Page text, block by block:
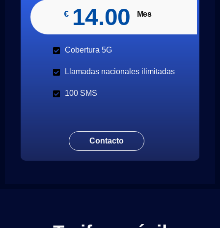
€ 14.00 Mes
Cobertura 5G
Llamadas nacionales ilimitadas
100 SMS
Contacto